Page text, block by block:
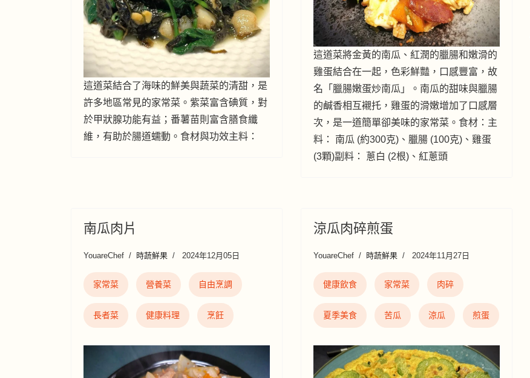
這道菜結合了海味的鮮美與蔬菜的清甜，是
許多地區常見的家常菜。紫菜富含碘質，對
於甲狀腺功能有益；番薯苗則富含膳食纖
維，有助於腸道蠕動。食材與功效主料：
這道菜將金黃的南瓜、紅潤的臘腸和嫩滑的
雞蛋結合在一起，色彩鮮豔，口感豐富，故
名「臘腸嫩蛋炒南瓜」。南瓜的甜味與臘腸
的鹹香相互襯托，雞蛋的滑嫩增加了口感層
次，是一道簡單卻美味的家常菜。食材：主
料： 南瓜 (約300克)、臘腸 (100克)、雞蛋
(3顆)副料： 蔥白 (2根)、紅蔥頭
南瓜肉片
YouareChef 時蔬鮮果 2024年12月05日
家常菜 營養菜 自由烹調
長者菜 健康料理 烹飪
涼瓜肉碎煎蛋
YouareChef 時蔬鮮果 2024年11月27日
健康飲食 家常菜 肉碎
夏季美食 苦瓜 涼瓜 煎蛋